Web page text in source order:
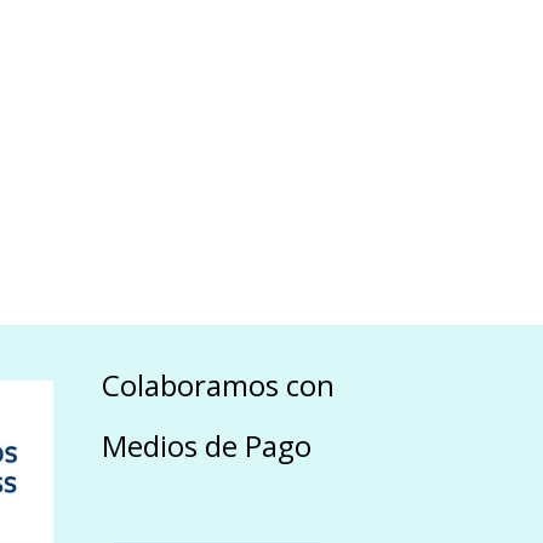
Colaboramos con
Medios de Pago